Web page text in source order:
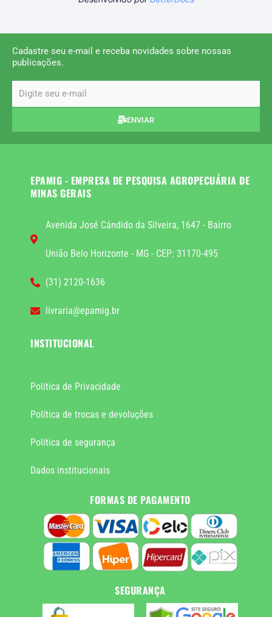
Cadastre seu e-mail e receba novidades sobre nossas
publicações.
ENVIAR
EPAMIG - EMPRESA DE PESQUISA AGROPECUÁRIA DE
MINAS GERAIS
Avenida José Cândido da Silveira, 1647 - Bairro
União Belo Horizonte - MG - CEP: 31170-495
(31) 2120-1636
livraria@epamig.br
INSTITUCIONAL
Política de Privacidade
Política de trocas e devoluções
Política de segurança
Dados institucionais
FORMAS DE PAGAMENTO
SEGURANÇA